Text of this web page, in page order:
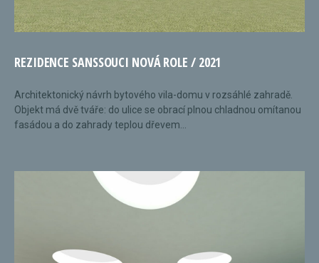
REZIDENCE SANSSOUCI NOVÁ ROLE / 2021
Architektonický návrh bytového vila-domu v rozsáhlé zahradě.
Objekt má dvě tváře: do ulice se obrací plnou chladnou omítanou
fasádou a do zahrady teplou dřevem...